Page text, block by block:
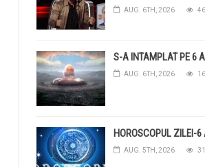
AUG. 6TH, 2026
S-A INTAMPLAT PE 6
AUG. 6TH, 2026
HOROSCOPUL ZILEI-6
AUG. 5TH, 2026